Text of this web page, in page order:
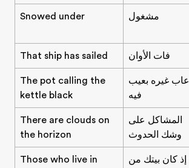
Snowed under مشغول
That ship has sailed فات الأوان
The pot calling the
kettle black
عاب غيره بعيب
فيه
There are clouds on
the horizon
المشاكل على
وشك الحدوث
Those who live in
إذ كان بيتك من